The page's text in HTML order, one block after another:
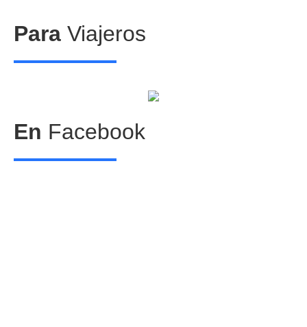
Para Viajeros
Centros comerciales
PetFriendly en la CDMX
En Facebook